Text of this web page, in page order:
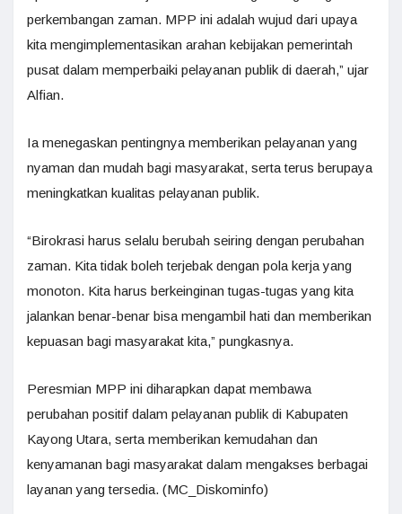
perkembangan zaman. MPP ini adalah wujud dari upaya
kita mengimplementasikan arahan kebijakan pemerintah
pusat dalam memperbaiki pelayanan publik di daerah,” ujar
Alfian.
Ia menegaskan pentingnya memberikan pelayanan yang
nyaman dan mudah bagi masyarakat, serta terus berupaya
meningkatkan kualitas pelayanan publik.
“Birokrasi harus selalu berubah seiring dengan perubahan
zaman. Kita tidak boleh terjebak dengan pola kerja yang
monoton. Kita harus berkeinginan tugas-tugas yang kita
jalankan benar-benar bisa mengambil hati dan memberikan
kepuasan bagi masyarakat kita,” pungkasnya.
Peresmian MPP ini diharapkan dapat membawa
perubahan positif dalam pelayanan publik di Kabupaten
Kayong Utara, serta memberikan kemudahan dan
kenyamanan bagi masyarakat dalam mengakses berbagai
layanan yang tersedia. (MC_Diskominfo)